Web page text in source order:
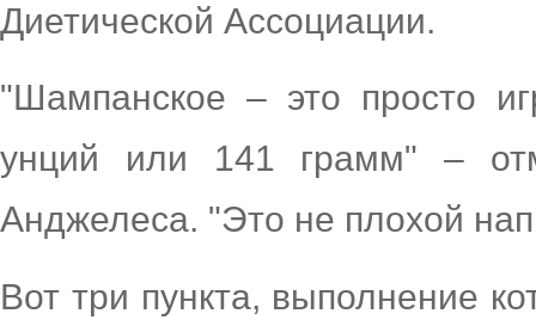
Диетической Ассоциации.
"Шампанское – это просто
унций или 141 грамм" –
Анджелеса. "Это не плохой
Вот три пункта, выполнение